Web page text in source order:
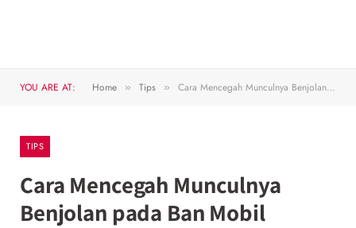
YOU ARE AT: Home » Tips » Cara Mencegah Munculnya Benjolan pada Ban Mobil
TIPS
Cara Mencegah Munculnya
Benjolan pada Ban Mobil